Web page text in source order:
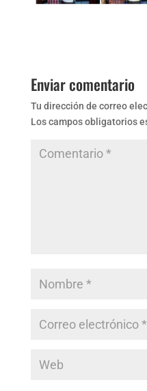
Enviar comentario
Tu dirección de correo
Los campos obligatorios